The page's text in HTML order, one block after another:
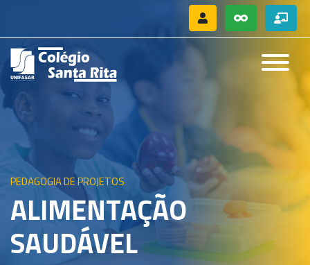
PEDAGOGIA DE PROJETOS
ALIMENTAÇÃO
SAUDÁVEL